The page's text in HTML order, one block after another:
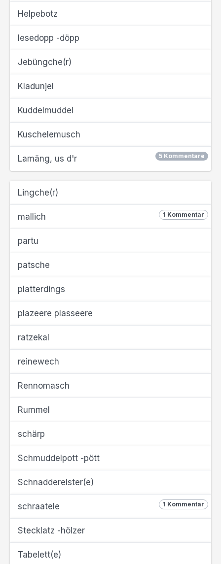
Helpebotz
Iesedopp -döpp
Jebüngche(r)
Kladunjel
Kuddelmuddel
Kuschelemusch
5 Kommentare
Lamäng, us d'r
Lingche(r)
1 Kommentar
mallich
partu
patsche
platterdings
plazeere plasseere
ratzekal
reinewech
Rennomasch
Rummel
schärp
Schmuddelpott -pött
Schnadderelster(e)
1 Kommentar
schraatele
Stecklatz -hölzer
Tabelett(e)